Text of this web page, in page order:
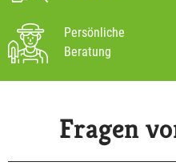
Persönliche
Beratung
Fragen